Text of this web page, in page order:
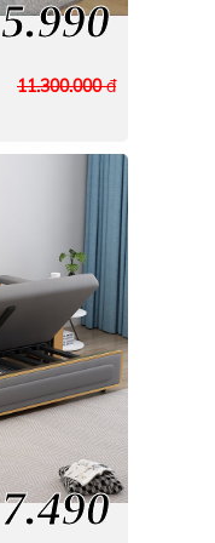
5.990
11.300.000đ
7.490